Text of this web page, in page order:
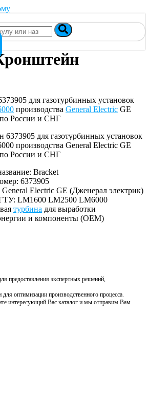
для газотурбинных установок
производства General Electric GE
России и СНГ
Bracket
6373905
Electric GE (Дженерал электрик)
LM1600 LM2500 LM6000
турбина для выработки
и компоненты (OEM)
предоставления экспертных решений,
оптимизации производственного процесса.
интересующий Вас каталог и мы отправим Вам